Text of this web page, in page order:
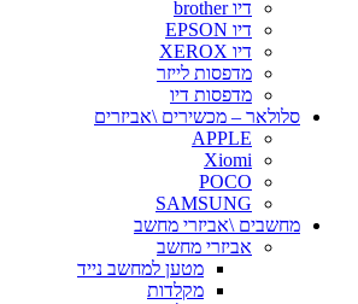
דיו brother
דיו EPSON
דיו XEROX
מדפסות לייזר
מדפסות דיו
סלולאר – מכשירים \אביזרים
APPLE
Xiomi
POCO
SAMSUNG
מחשבים \אביזרי מחשב
אביזרי מחשב
מטען למחשב נייד
מקלדות